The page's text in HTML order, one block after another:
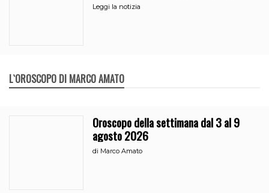
Leggi la notizia
L`OROSCOPO DI MARCO AMATO
Oroscopo della settimana dal 3 al 9
agosto 2026
di Marco Amato